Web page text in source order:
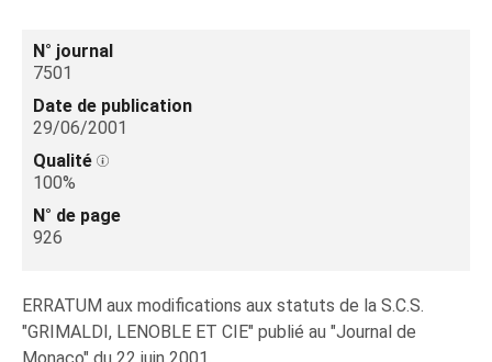
N° journal
7501
Date de publication
29/06/2001
Qualité
100%
N° de page
926
ERRATUM aux modifications aux statuts de la S.C.S.
"GRIMALDI, LENOBLE ET CIE" publié au "Journal de